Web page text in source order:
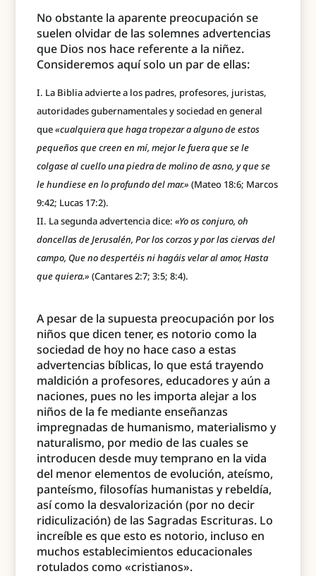
No obstante la aparente preocupación se
suelen olvidar de las solemnes advertencias
que Dios nos hace referente a la niñez.
Consideremos aquí solo un par de ellas:
La Biblia advierte a los padres, profesores, juristas,
autoridades gubernamentales y sociedad en general
que«cualquiera que haga tropezar a alguno de estos
pequeños que creen en mí, mejor le fuera que se le
colgase al cuello una piedra de molino de asno, y que se
le hundiese en lo profundo del mar.» (Mateo 18:6; Marcos
9:42; Lucas 17:2).
La segunda advertencia dice:«Yo os conjuro, oh
doncellas de Jerusalén, Por los corzos y por las ciervas del
campo, Que no despertéis ni hagáis velar al amor, Hasta
que quiera.» (Cantares 2:7; 3:5; 8:4).
A pesar de la supuesta preocupación por los
niños que dicen tener, es notorio como la
sociedad de hoy no hace caso a estas
advertencias bíblicas, lo que está trayendo
maldición a profesores, educadores y aún a
naciones, pues no les importa alejar a los
niños de la fe mediante enseñanzas
impregnadas de humanismo, materialismo y
naturalismo, por medio de las cuales se
introducen desde muy temprano en la vida
del menor elementos de evolución, ateísmo,
panteísmo, filosofías humanistas y rebeldía,
así como la desvalorización (por no decir
ridiculización) de las Sagradas Escrituras. Lo
increíble es que esto es notorio, incluso en
muchos establecimientos educacionales
rotulados como «cristianos».